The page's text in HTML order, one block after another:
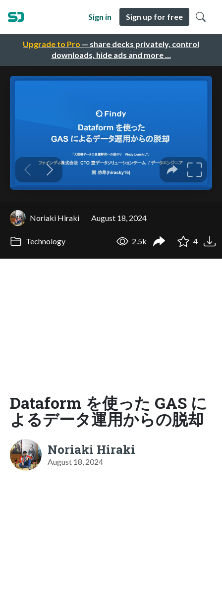
Upgrade to Pro — share decks privately, control
downloads, hide ads and more …
Sign in Sign up for free
Noriaki Hiraki August 18, 2024
Technology 2.5k 4
Dataform を使った GAS に
よるデータ運用からの脱却
Noriaki Hiraki
August 18, 2024